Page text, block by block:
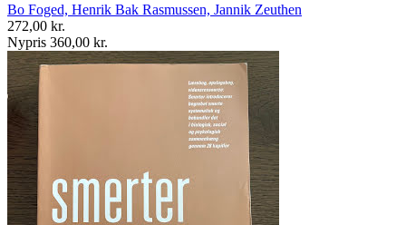
Bo Foged, Henrik Bak Rasmussen, Jannik Zeuthen
272,00 kr.
Nypris 360,00 kr.